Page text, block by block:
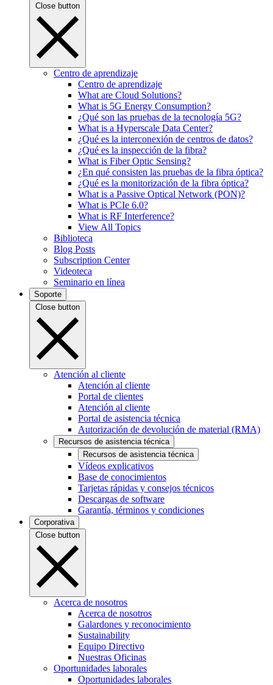
Close button
Centro de aprendizaje
Centro de aprendizaje
What are Cloud Solutions?
What is 5G Energy Consumption?
¿Qué son las pruebas de la tecnología 5G?
What is a Hyperscale Data Center?
¿Qué es la interconexión de centros de datos?
¿Qué es la inspección de la fibra?
What is Fiber Optic Sensing?
¿En qué consisten las pruebas de la fibra óptica?
¿Qué es la monitorización de la fibra óptica?
What is a Passive Optical Network (PON)?
What is PCIe 6.0?
What is RF Interference?
View All Topics
Biblioteca
Blog Posts
Subscription Center
Videoteca
Seminario en línea
Soporte
Close button
Atención al cliente
Atención al cliente
Portal de clientes
Atención al cliente
Portal de asistencia técnica
Autorización de devolución de material (RMA)
Recursos de asistencia técnica
Recursos de asistencia técnica
Vídeos explicativos
Base de conocimientos
Tarjetas rápidas y consejos técnicos
Descargas de software
Garantía, términos y condiciones
Corporativa
Close button
Acerca de nosotros
Acerca de nosotros
Galardones y reconocimiento
Sustainability
Equipo Directivo
Nuestras Oficinas
Oportunidades laborales
Oportunidades laborales